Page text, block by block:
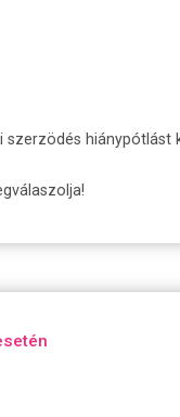
hiánypótlást